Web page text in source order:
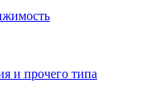
и прочего типа